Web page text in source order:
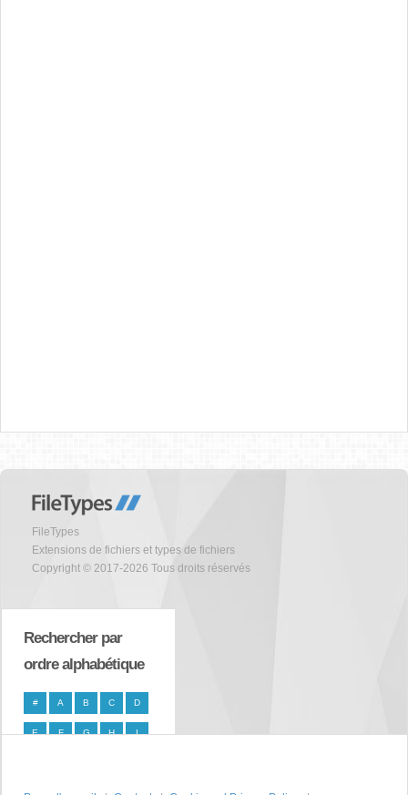
FileTypes
Extensions de fichiers et types de fichiers
Copyright © 2017-2026 Tous droits réservés
Rechercher par
ordre alphabétique
# A B C D
E F G H I
P S